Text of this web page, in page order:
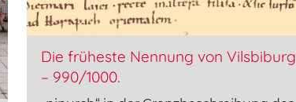
Die früheste Nennung von Vilsbiburg
– 990/1000.